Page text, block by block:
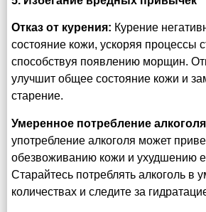
Отказ от курения: Курение
состояние кожи, ускоряя процессы
способствуя появлению морщин.
улучшит общее состояние кожи и
старение.
Умеренное потребление
употребление алкоголя может
обезвоживанию кожи и ухудшению
Старайтесь потреблять алкоголь в
количествах и следите за